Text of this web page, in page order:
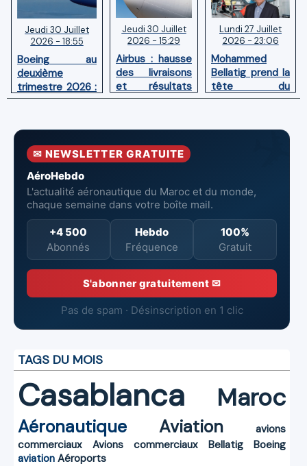
Jeudi 30 Juillet
2026 - 18:55
Boeing au
deuxième
trimestre 2026 :
Chiffre d'affaires
pertes nettes
réduites
Jeudi 30 Juillet
2026 - 15:29
Airbus : hausse
des livraisons
et résultats
financiers
premier
Lundi 27 Juillet
2026 - 23:06
Mohammed
Bellatig prend la
tête du
Groupement
Marocaines
✉ NEWSLETTER GRATUITE
AéroHebdo
L'actualité aéronautique du Maroc et du monde,
chaque semaine dans votre boîte mail.
+4 500
Abonnés
Hebdo
Fréquence
100%
Gratuit
S'abonner gratuitement ✉
Pas de spam · Désinscription en 1 clic
TAGS DU MOIS
Casablanca Maroc
Aéronautique Aviation
avions
commerciaux
Avions commerciaux Bellatig
Boeing
aviation Aéroports